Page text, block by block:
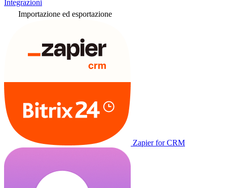
Integrazioni
Importazione ed esportazione
Zapier for CRM